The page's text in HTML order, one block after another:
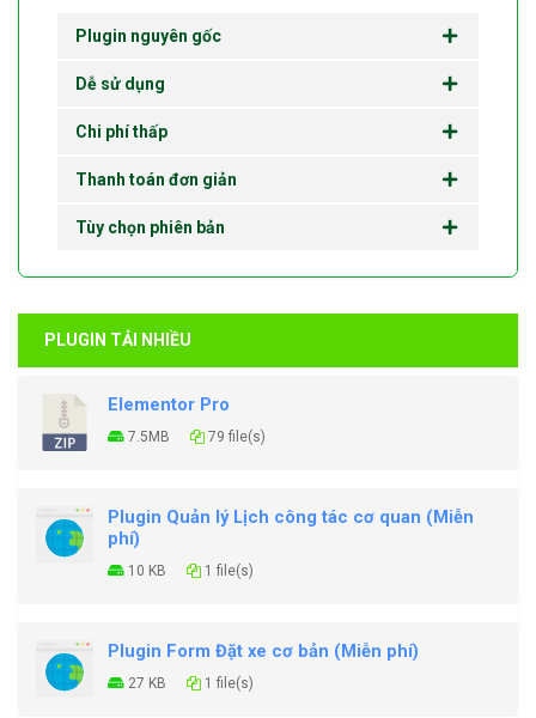
Plugin nguyên gốc
Dễ sử dụng
Chi phí thấp
Thanh toán đơn giản
Tùy chọn phiên bản
PLUGIN TẢI NHIỀU
Elementor Pro
7.5MB 79 file(s)
Plugin Quản lý Lịch công tác cơ quan (Miễn
phí)
10 KB 1 file(s)
Plugin Form Đặt xe cơ bản (Miễn phí)
27 KB 1 file(s)